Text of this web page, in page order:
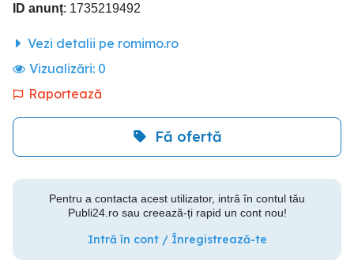
ID anunț: 1735219492
Vezi detalii pe romimo.ro
Vizualizări: 0
Raportează
Fă ofertă
Pentru a contacta acest utilizator, intră în contul tău
Publi24.ro sau creează-ți rapid un cont nou!
Intră în cont / Înregistrează-te